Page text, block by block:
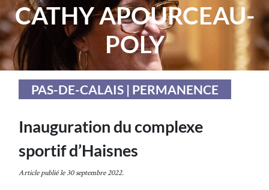
CATHY APOURCEAU-
POLY
PAS-DE-CALAIS | PERMANENCE
Inauguration du complexe
sportif d’Haisnes
Article publié le 30 septembre 2022.